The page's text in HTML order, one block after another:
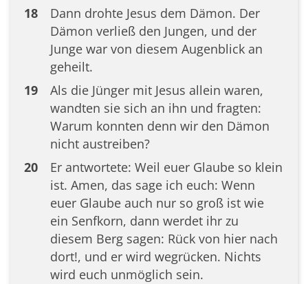
18
Dann drohte Jesus dem Dämon. Der
Dämon verließ den Jungen, und der
Junge war von diesem Augenblick an
geheilt.
19
Als die Jünger mit Jesus allein waren,
wandten sie sich an ihn und fragten:
Warum konnten denn wir den Dämon
nicht austreiben?
20
Er antwortete: Weil euer Glaube so klein
ist. Amen, das sage ich euch: Wenn
euer Glaube auch nur so groß ist wie
ein Senfkorn, dann werdet ihr zu
diesem Berg sagen: Rück von hier nach
dort!, und er wird wegrücken. Nichts
wird euch unmöglich sein.